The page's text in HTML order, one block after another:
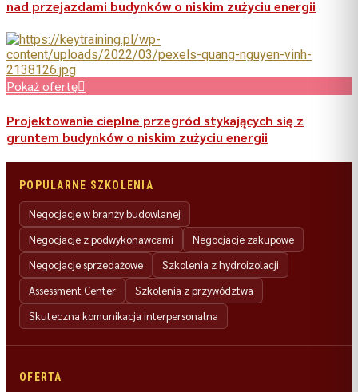
nad przejazdami budynków o niskim zużyciu energii
Pokaż ofertę
Projektowanie cieplne przegród stykających się z
gruntem budynków o niskim zużyciu energii
POPULARNE SZKOLENIA
Negocjacje w branży budowlanej
Negocjacje z podwykonawcami
Negocjacje zakupowe
Negocjacje sprzedażowe
Szkolenia z hydroizolacji
Assessment Center
Szkolenia z przywództwa
Skuteczna komunikacja interpersonalna
OFERTA